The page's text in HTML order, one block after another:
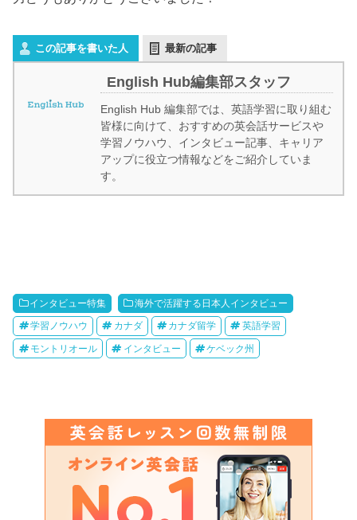
この記事を書いた人 最新の記事
English Hub編集部スタッフ
English Hub 編集部では、英語学習に取り組む
皆様に向けて、おすすめの英会話サービスや
学習ノウハウ、インタビュー記事、キャリア
アップに役立つ情報などをご紹介していま
す。
インタビュー特集 海外で活躍する日本人インタビュー
学習ノウハウ カナダ カナダ留学 英語学習
モントリオール インタビュー ケベック州